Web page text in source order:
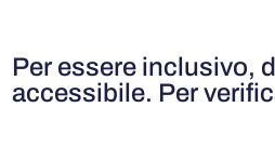
Per essere inclusivo,
accessibile. Per